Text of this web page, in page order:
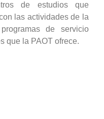
de estudios que
las actividades de la
de servicio
que la PAOT ofrece.